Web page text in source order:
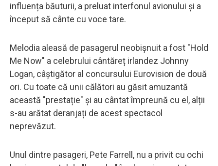
influența băuturii, a preluat interfonul avionului și a
început să cânte cu voce tare.
Melodia aleasă de pasagerul neobișnuit a fost "Hold
Me Now" a celebrului cântăreț irlandez Johnny
Logan, câștigător al concursului Eurovision de două
ori. Cu toate că unii călători au găsit amuzantă
această "prestație" și au cântat împreună cu el, alții
s-au arătat deranjați de acest spectacol
neprevăzut.
Unul dintre pasageri, Pete Farrell, nu a privit cu ochi